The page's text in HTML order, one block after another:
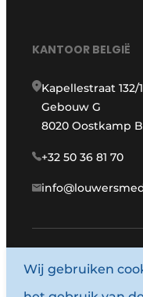
KANTOOR BELGIË
Kapellestraat 132/1
Gebouw G
8020 Oostkamp
+32 50 36 81 70
Wij gebruiken